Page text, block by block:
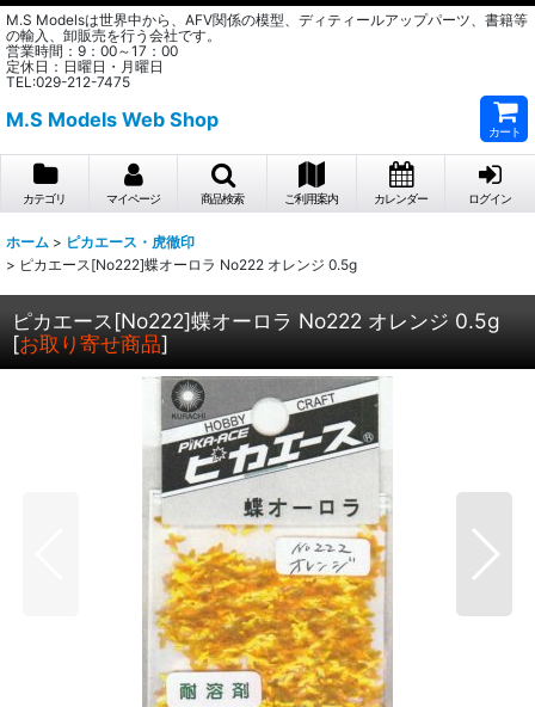
M.S Modelsは世界中から、AFV関係の模型、ディティールアップパーツ、書籍等
の輸入、卸販売を行う会社です。
営業時間：9：00～17：00
定休日：日曜日・月曜日
TEL:029-212-7475
M.S Models Web Shop
カート
カテゴリ マイページ 商品検索 ご利用案内 カレンダー ログイン
ホーム > ピカエース・虎徹印
> ピカエース[No222]蝶オーロラ No222 オレンジ 0.5g
ピカエース[No222]蝶オーロラ No222 オレンジ 0.5g
[お取り寄せ商品]